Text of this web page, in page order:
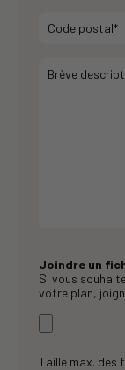
Joindre un
Si vous
votre plan,
Taille max. des